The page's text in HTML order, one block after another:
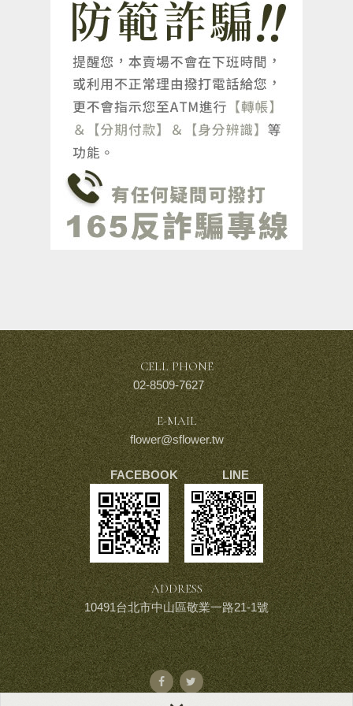
CELL PHONE
02-8509-7627
E-MAIL
flower@sflower.tw
FACEBOOK LINE
ADDRESS
10491台北市中山區敬業一路21-1號